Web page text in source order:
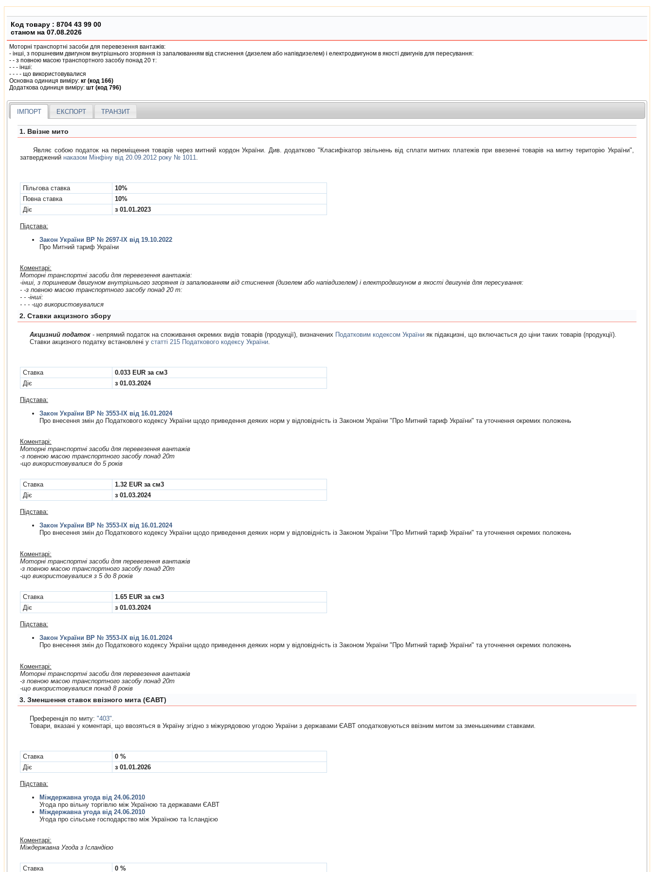
Код товару : 8704 43 99 00
станом на 07.08.2026
Моторнi транспортнi засоби для перевезення вантажiв:
- iншi, з поршневим двигуном внутрiшнього згоряння iз запалюванням вiд стиснення (дизелем або напiвдизелем) i електродвигуном в якостi двигунiв для пересування:
- - з повною масою транспортного засобу понад 20 т:
- - - iншi:
- - - - що використовувалися
Основна одиниця виміру: кг (код 166)
Додаткова одиниця виміру: шт (код 796)
ІМПОРТ ЕКСПОРТ ТРАНЗИТ
1. Ввізне мито
Являє собою податок на переміщення товарів через митний кордон України. Див. додатково "Класифiкатор звiльнень вiд сплати митних платежiв при ввезеннi товарiв на митну територiю України",
затверджений наказом Мінфіну від 20.09.2012 року № 1011.
Пільгова ставка
10%
Повна ставка
10%
Діє
з 01.01.2023
Підстава:
Закон України ВР № 2697-IX від 19.10.2022
Про Митний тариф України
Коментарі:
Моторнi транспортнi засоби для перевезення вантажiв:
-iншi, з поршневим двигуном внутрiшнього згоряння iз запалюванням вiд стиснення (дизелем або напiвдизелем) i електродвигуном в якостi двигунiв для пересування:
- -з повною масою транспортного засобу понад 20 т:
- - -iншi:
- - - -що використовувалися
2. Cтавки акцизного збору
Акцизний податок- непрямий податок на споживання окремих видiв товарiв (продукцiї), визначених Податковим кодексом Українияк пiдакцизнi, що включається до цiни таких товарiв (продукцiї).
Ставки акцизного податку встановлені у статті 215 Податкового кодексу України.
Cтавка
0.033 EUR за см3
Діє
з 01.03.2024
Підстава:
Закон України ВР № 3553-IX від 16.01.2024
Про внесення змiн до Податкового кодексу України щодо приведення деяких норм у вiдповiднiсть iз Законом України "Про Митний тариф України" та уточнення окремих положень
Коментарі:
Моторні транспортні засоби для перевезення вантажів
-з повною масою транспортного засобу понад 20т
-що використовувалися до 5 років
Cтавка
1.32 EUR за см3
Діє
з 01.03.2024
Підстава:
Закон України ВР № 3553-IX від 16.01.2024
Про внесення змiн до Податкового кодексу України щодо приведення деяких норм у вiдповiднiсть iз Законом України "Про Митний тариф України" та уточнення окремих положень
Коментарі:
Моторні транспортні засоби для перевезення вантажів
-з повною масою транспортного засобу понад 20т
-що використовувалися з 5 до 8 років
Cтавка
1.65 EUR за см3
Діє
з 01.03.2024
Підстава:
Закон України ВР № 3553-IX від 16.01.2024
Про внесення змiн до Податкового кодексу України щодо приведення деяких норм у вiдповiднiсть iз Законом України "Про Митний тариф України" та уточнення окремих положень
Коментарі:
Моторні транспортні засоби для перевезення вантажів
-з повною масою транспортного засобу понад 20т
-що використовувалися понад 8 років
3. Зменшення ставок ввізного мита (ЄАВТ)
Преференція по миту: "403".
Товари, вказані у коментарі, що ввозяться в Україну згiдно з мiжурядовою угодою України з державами ЄАВТ оподатковуються ввізним митом за зменьшеними ставками.
Cтавка
0 %
Діє
з 01.01.2026
Підстава:
Міждержавна угода від 24.06.2010
Угода про вiльну торгiвлю мiж Україною та державами ЄАВТ
Міждержавна угода від 24.06.2010
Угода про сiльське господарство мiж Україною та Iсландiєю
Коментарі:
Мiждержавна Угода з Ісландією
Cтавка
0 %